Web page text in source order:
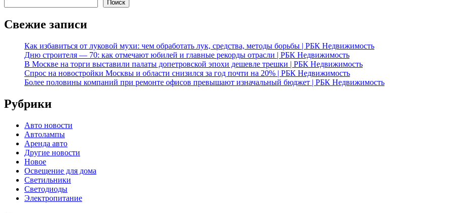
Поиск
Свежие записи
Как избавиться от луковой мухи: чем обработать лук, средства, методы борьбы | РБК Недвижимость
Дню строителя — 70: как отмечают юбилей и главные рекорды отрасли | РБК Недвижимость
В Москве на торги выставили палаты допетровской эпохи дешевле трешки | РБК Недвижимость
Спрос на новостройки Москвы и области снизился за год почти на 20% | РБК Недвижимость
Более половины компаний при ремонте офисов превышают изначальный бюджет | РБК Недвижимость
Рубрики
Авто новости
Автолампы
Аренда авто
Другие новости
Новое
Освещение для дома
Светильники
Светодиоды
Электропитание